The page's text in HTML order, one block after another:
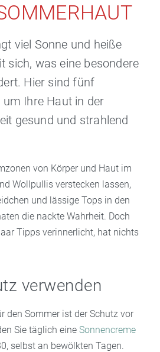
viel Sonne und heiße
sich, was eine besondere
Hier sind fünf
Ihre Haut in der
gesund und strahlend
von Körper und Haut im
Wollpullis verstecken lassen,
und lässige Tops in den
die nackte Wahrheit. Doch
Tipps verinnerlicht, hat nichts
verwenden
den Sommer ist der Schutz vor
Sie täglich eine Sonnencreme
selbst an bewölkten Tagen.